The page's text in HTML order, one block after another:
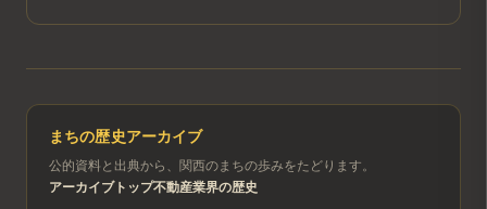
まちの歴史アーカイブ
公的資料と出典から、関西のまちの歩みをたどります。
アーカイブトップ不動産業界の歴史